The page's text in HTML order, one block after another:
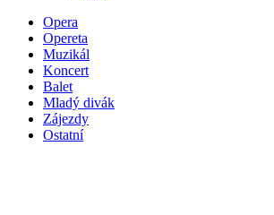
Opera
Opereta
Muzikál
Koncert
Balet
Mladý divák
Zájezdy
Ostatní